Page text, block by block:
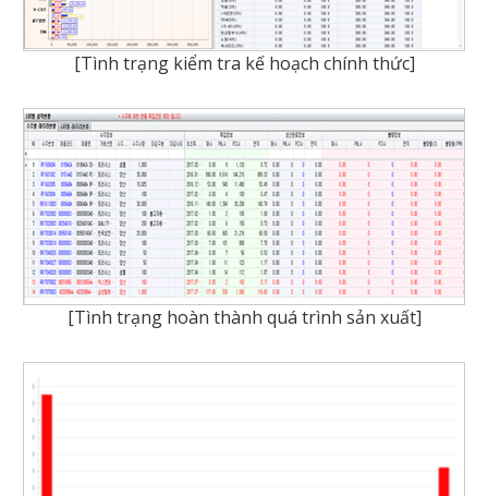
[Tình trạng kiểm tra kế hoạch chính thức]
[Tình trạng hoàn thành quá trình sản xuất]